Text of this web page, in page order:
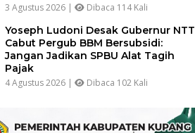
3 Agustus 2026 | Dibaca 114 Kali
Yoseph Ludoni Desak Gubernur NTT
Cabut Pergub BBM Bersubsidi:
Jangan Jadikan SPBU Alat Tagih
Pajak
4 Agustus 2026 | Dibaca 102 Kali